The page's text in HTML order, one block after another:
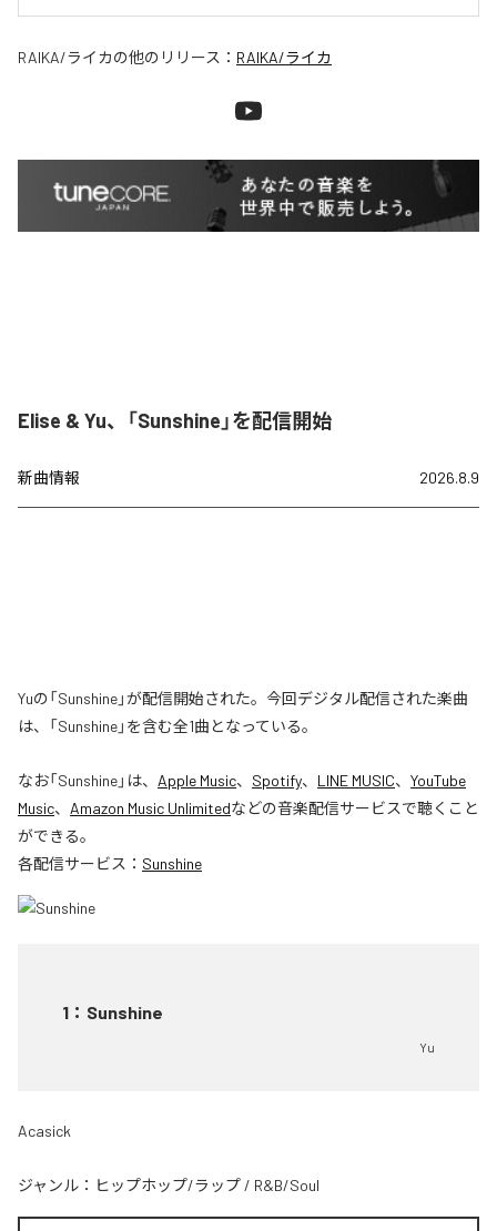
RAIKA/ライカの他のリリース： RAIKA/ライカ
Elise & Yu、「Sunshine」を配信開始
新曲情報 2026.8.9
Yuの「Sunshine」が配信開始された。今回デジタル配信された楽曲
は、「Sunshine」を含む全1曲となっている。
なお「Sunshine」は、 Apple Music、 Spotify、 LINE MUSIC、 YouTube
Music、 Amazon Music Unlimitedなどの音楽配信サービスで聴くこと
ができる。
各配信サービス： Sunshine
1 ： Sunshine
Yu
Acasick
ジャンル： ヒップホップ/ラップ / R&B/Soul